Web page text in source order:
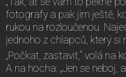
fotografy a pak jim ještě,
rukou na rozloučenou.
jednoho z chlapců, který si
„Počkat, zastavit,“ volá na
A na hocha: „Jen se neboj,